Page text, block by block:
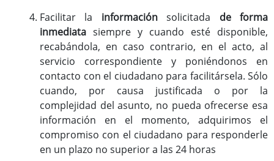
Facilitar la informaciónsolicitada de forma
inmediata siempre y cuando esté disponible,
recabándola, en caso contrario, en el acto, al
servicio correspondiente y poniéndonos en
contacto con el ciudadano para facilitársela. Sólo
cuando, por causa justificada o por la
complejidad del asunto, no pueda ofrecerse esa
información en el momento, adquirimos el
compromiso con el ciudadano para responderle
en un plazo no superior a las 24 horas